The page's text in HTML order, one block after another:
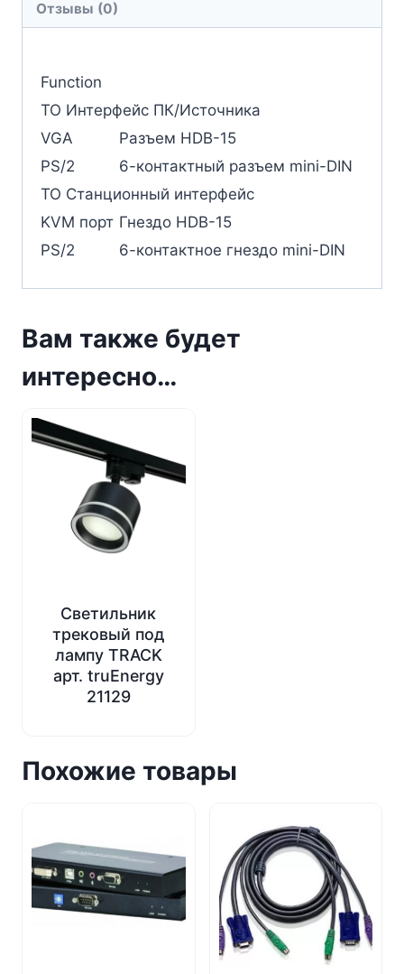
Отзывы (0)
Function
ТО Интерфейс ПК/Источника
VGA
Разъем HDB-15
PS/2
6-контактный разъем mini-DIN
ТО Станционный интерфейс
KVM порт Гнездо HDB-15
PS/2
6-контактное гнездо mini-DIN
Вам также будет
интересно…
Светильник
трековый под
лампу TRACK
арт. truEnergy
21129
Похожие товары